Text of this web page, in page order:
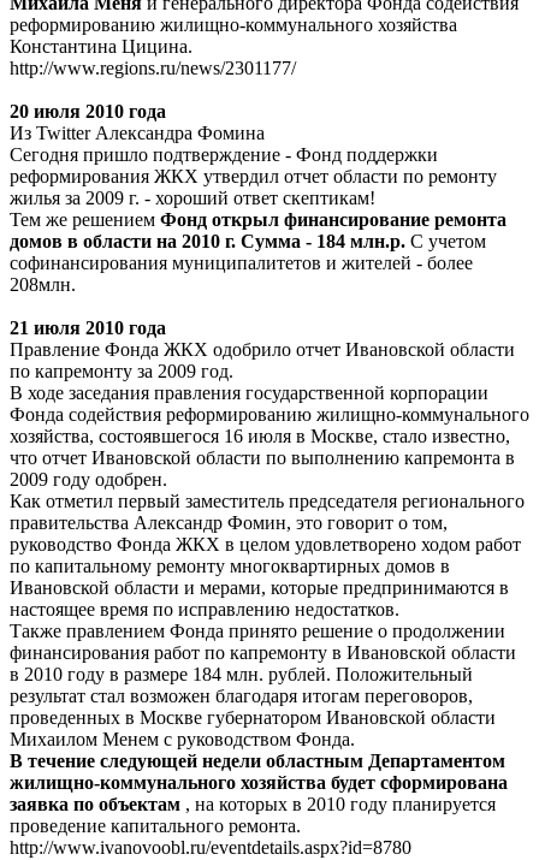
реформированию жилищно-коммунального хозяйства
Константина Цицина.
http://www.regions.ru/news/2301177/
20 июля 2010 года
Из Twitter Александра Фомина
Сегодня пришло подтверждение - Фонд поддержки
реформирования ЖКХ утвердил отчет области по ремонту
жилья за 2009 г. - хороший ответ скептикам!
Тем же решением Фонд открыл финансирование ремонта
домов в области на 2010 г. Сумма - 184 млн.р. С учетом
софинансирования муниципалитетов и жителей - более
208млн.
21 июля 2010 года
Правление Фонда ЖКХ одобрило отчет Ивановской области
по капремонту за 2009 год.
В ходе заседания правления государственной корпорации
Фонда содействия реформированию жилищно-коммунального
хозяйства, состоявшегося 16 июля в Москве, стало известно,
что отчет Ивановской области по выполнению капремонта в
2009 году одобрен.
Как отметил первый заместитель председателя регионального
правительства Александр Фомин, это говорит о том,
руководство Фонда ЖКХ в целом удовлетворено ходом работ
по капитальному ремонту многоквартирных домов в
Ивановской области и мерами, которые предпринимаются в
настоящее время по исправлению недостатков.
Также правлением Фонда принято решение о продолжении
финансирования работ по капремонту в Ивановской области
в 2010 году в размере 184 млн. рублей. Положительный
результат стал возможен благодаря итогам переговоров,
проведенных в Москве губернатором Ивановской области
Михаилом Менем с руководством Фонда.
В течение следующей недели областным Департаментом
жилищно-коммунального хозяйства будет сформирована
заявка по объектам , на которых в 2010 году планируется
проведение капитального ремонта.
http://www.ivanovoobl.ru/eventdetails.aspx?id=8780